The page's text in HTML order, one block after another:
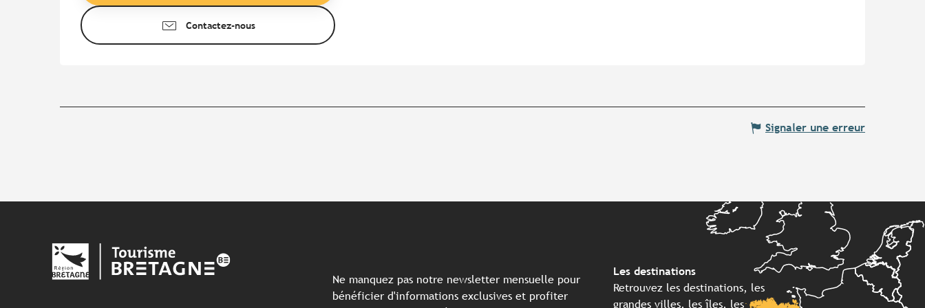
Contactez-nous
Signaler une erreur
Ne manquez pas notre newsletter mensuelle pour
bénéficier d'informations exclusives et profiter
Les destinations
Retrouvez les destinations, les
grandes villes, les îles, les